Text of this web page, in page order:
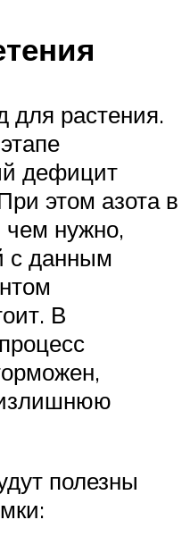
для растения.
дефицит
этом азота в
чем нужно,
с данным
В
полезны